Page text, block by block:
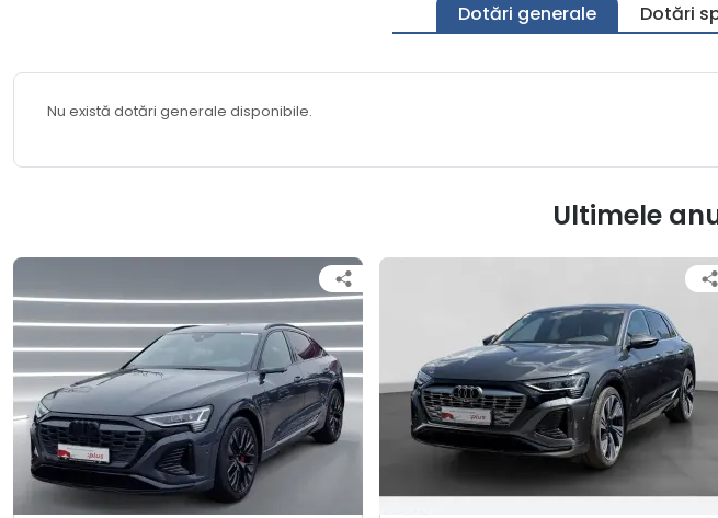
Dotări generale Dotări
Nu există dotări generale disponibile.
Ultimele